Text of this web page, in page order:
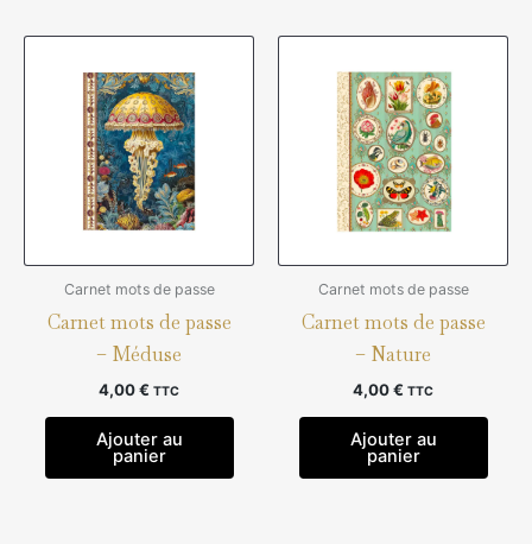
Carnet mots de passe
Carnet mots de passe
– Méduse
4,00€ TTC
Ajouter au
panier
Carnet mots de passe
Carnet mots de passe
– Nature
4,00€ TTC
Ajouter au
panier